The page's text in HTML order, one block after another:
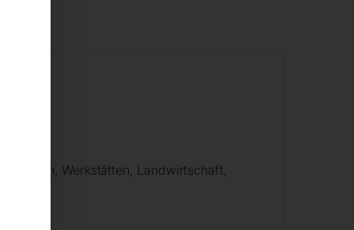
Werkstätten, Landwirt­schaft,